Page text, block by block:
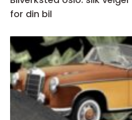
for din bil